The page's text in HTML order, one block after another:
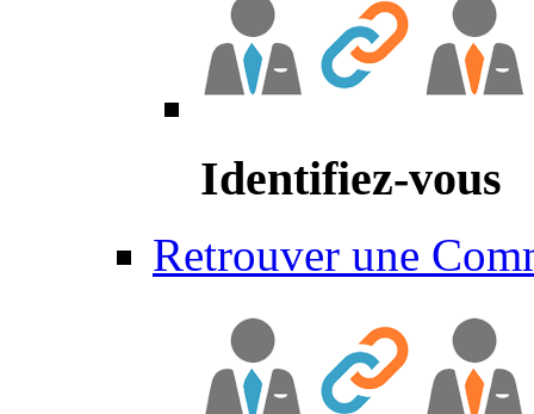
Identifiez-vous
Retrouver une